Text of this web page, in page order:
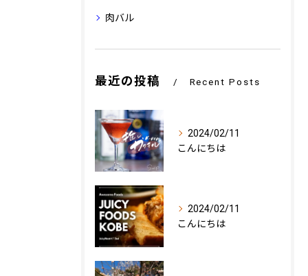
肉バル
最近の投稿 Recent Posts
2024/02/11
こんにちは
2024/02/11
こんにちは